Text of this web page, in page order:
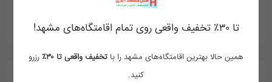
تا ۳۰٪ تخفیف واقعی روی تمام اقامتگاه‌های مشهد!
همین حالا بهترین اقامتگاه‌های مشهد را با تخفیف واقعی تا ۳۰٪
رزرو
کنید.